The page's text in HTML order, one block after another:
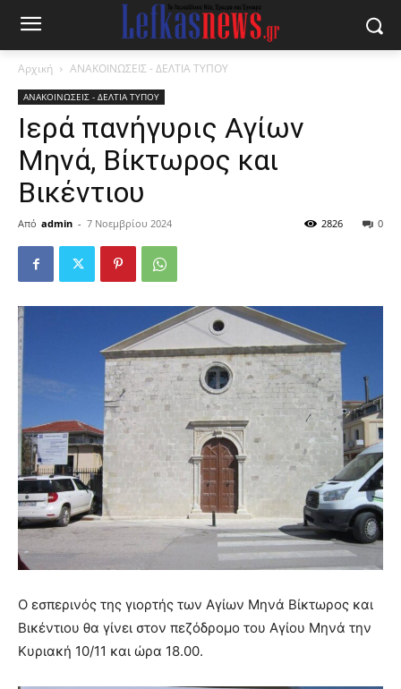
Αρχική ΑΝΑΚΟΙΝΩΣΕΙΣ - ΔΕΛΤΙΑ ΤΥΠΟΥ
ΑΝΑΚΟΙΝΩΣΕΙΣ - ΔΕΛΤΙΑ ΤΥΠΟΥ
Ιερά πανήγυρις Αγίων
Μηνά, Βίκτωρος και
Βικέντιου
Από admin - 7 Νοεμβρίου 2024 0
2826
Ο εσπερινός της γιορτής των Αγίων Μηνά Βίκτωρος και
Βικέντιου θα γίνει στον πεζόδρομο του Αγίου Μηνά την
Κυριακή 10/11 και ώρα 18.00.